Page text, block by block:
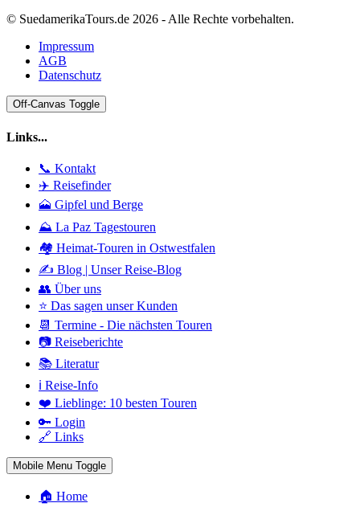
© SuedamerikaTours.de 2026 - Alle Rechte vorbehalten.
Impressum
AGB
Datenschutz
Off-Canvas Toggle
Links...
📞 Kontakt
✈️ Reisefinder
🗻 Gipfel und Berge
⛰️ La Paz Tagestouren
🏘️ Heimat-Touren in Ostwestfalen
✍️ Blog | Unser Reise-Blog
👥 Über uns
⭐ Das sagen unser Kunden
📆 Termine - Die nächsten Touren
📷 Reiseberichte
📚 Literatur
ℹ️ Reise-Info
❤️ Lieblinge: 10 besten Touren
🔑 Login
🔗 Links
Mobile Menu Toggle
🏠 Home